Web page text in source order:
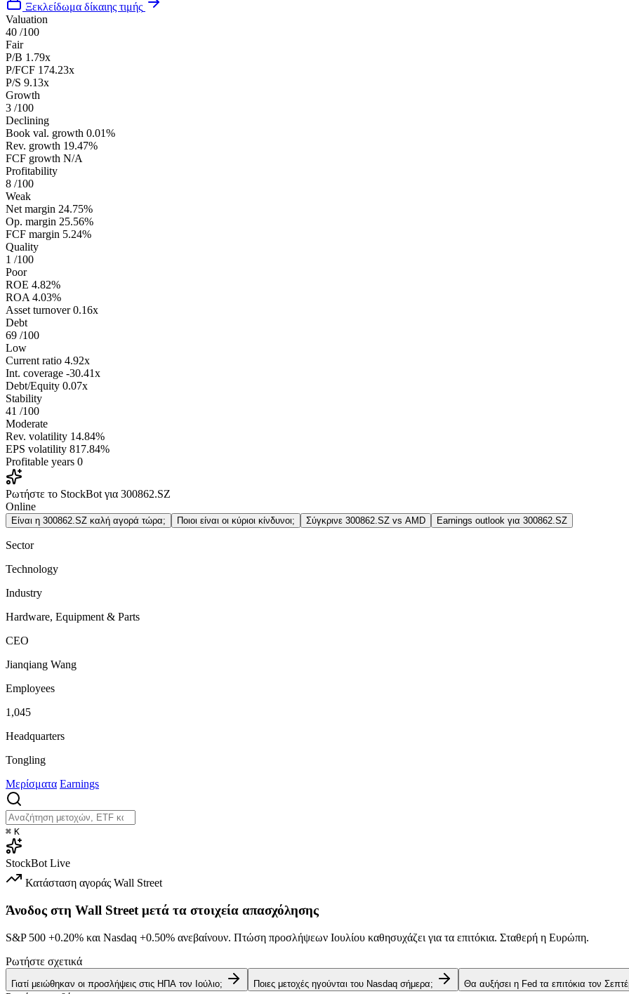
Ξεκλείδωμα δίκαιης τιμής
Valuation
40 /100
Fair
P/B 1.79x
P/FCF 174.23x
P/S 9.13x
Growth
3 /100
Declining
Book val. growth 0.01%
Rev. growth 19.47%
FCF growth N/A
Profitability
8 /100
Weak
Net margin 24.75%
Op. margin 25.56%
FCF margin 5.24%
Quality
1 /100
Poor
ROE 4.82%
ROA 4.03%
Asset turnover 0.16x
Debt
69 /100
Low
Current ratio 4.92x
Int. coverage -30.41x
Debt/Equity 0.07x
Stability
41 /100
Moderate
Rev. volatility 14.84%
EPS volatility 817.84%
Profitable years 0
Ρωτήστε το StockBot για 300862.SZ
Online
Είναι η 300862.SZ καλή αγορά τώρα; Ποιοι είναι οι κύριοι κίνδυνοι; Σύγκρινε 300862.SZ vs AMD Earnings outlook για 300862.SZ
Sector
Technology
Industry
Hardware, Equipment & Parts
CEO
Jianqiang Wang
Employees
1,045
Headquarters
Tongling
Μερίσματα Earnings
⌘ K
StockBot Live
Κατάσταση αγοράς Wall Street
Άνοδος στη Wall Street μετά τα στοιχεία απασχόλησης
S&P 500 +0.20% και Nasdaq +0.50% ανεβαίνουν. Πτώση προσλήψεων Ιουλίου καθησυχάζει για τα επιτόκια. Σταθερή η Ευρώπη.
Ρωτήστε σχετικά
Γιατί μειώθηκαν οι προσλήψεις στις ΗΠΑ τον Ιούλιο; Ποιες μετοχές ηγούνται του Nasdaq σήμερα; Θα αυξήσει η Fed τα επιτόκια τον